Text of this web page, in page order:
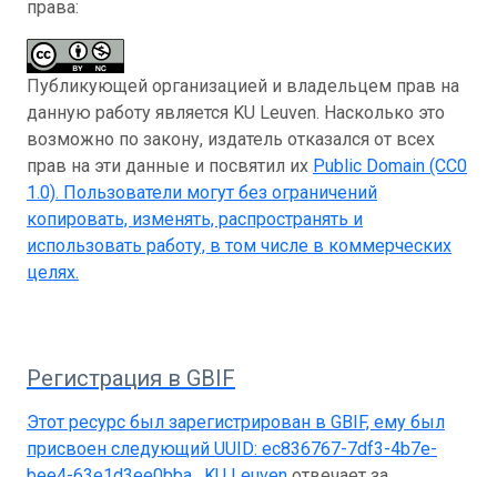
права:
Публикующей организацией и владельцем прав на
данную работу является KU Leuven. Насколько это
возможно по закону, издатель отказался от всех
прав на эти данные и посвятил их Public Domain (CC0
1.0). Пользователи могут без ограничений
копировать, изменять, распространять и
использовать работу, в том числе в коммерческих
целях.
Регистрация в GBIF
Этот ресурс был зарегистрирован в GBIF, ему был
присвоен следующий UUID: ec836767-7df3-4b7e-